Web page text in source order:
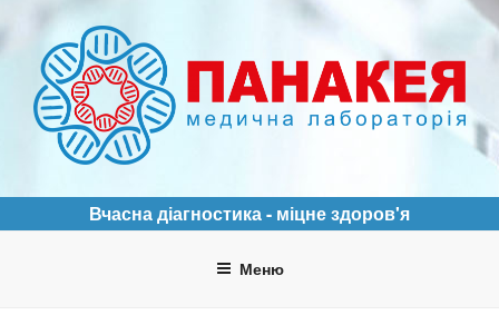
вмісту
ПАНАКЕЯ
Вчасна діагностика - міцне здоров'я
Меню